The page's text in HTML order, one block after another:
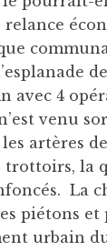
avec 4
venu
artères
trottoirs, la
La
piétons et
urbain